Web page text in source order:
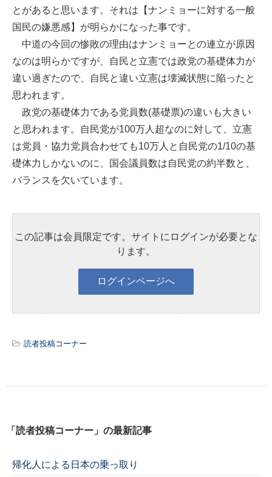
とがあると思います。それは【ナンミョーに対する一般
国民の嫌悪感】が明らかになった事です。
中道の今回の惨敗の理由はナンミョーとの連立が原因
なのは明らかですが、自民と立憲では政党の基礎体力が
違い過ぎたので、自民と違い立憲は壊滅状態に陥ったと
思われます。
政党の基礎体力である党員数(基礎票)の違いも大きい
と思われます。自民党が100万人超なのに対して、立憲
は党員・協力党員合わせても10万人と自民党の1/10の基
礎体力しかないのに、国会議員数は自民党の約半数と、
バランスを欠いています。
この記事は会員限定です。サイトにログインが必要とな
ります。
読者投稿コーナー
「読者投稿コーナー」の最新記事
帰化人による日本の乗っ取り